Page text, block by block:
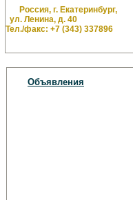
Россия, г. Екатеринбург,
ул. Ленина, д. 40
Тел./факс: +7 (343) 337896
Объявления